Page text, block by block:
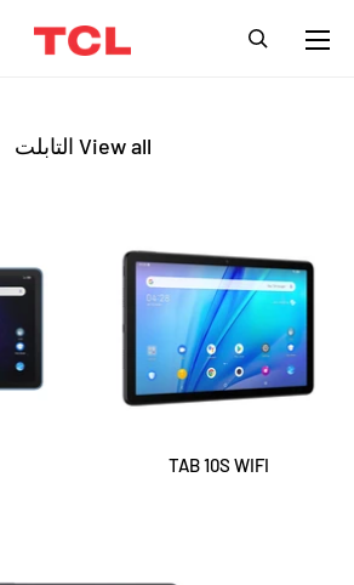
View all التابلت
TAB 10S WIFI